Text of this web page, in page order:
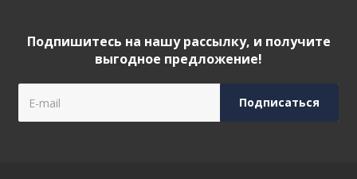
Подпишитесь на нашу рассылку, и получите
выгодное предложение!